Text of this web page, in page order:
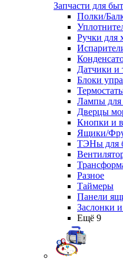
Запчасти для
Полки/
Ручки для
Датчики и
Блоки
Лампы для
Дверцы
Кнопки и
Ящики/
ТЭНы для
Разное
Таймеры
Панели
Заслонки
Ещё 9